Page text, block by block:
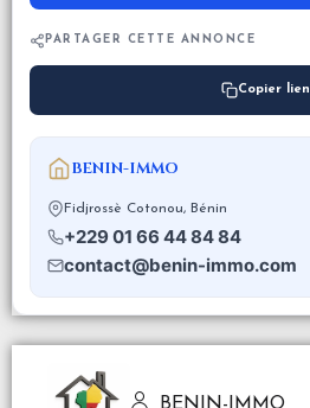
PARTAGER CETTE ANNONCE
Copier lien
BENIN-IMMO
Fidjrossè Cotonou, Bénin
+229 01 66 44 84 84
contact@benin-immo.com